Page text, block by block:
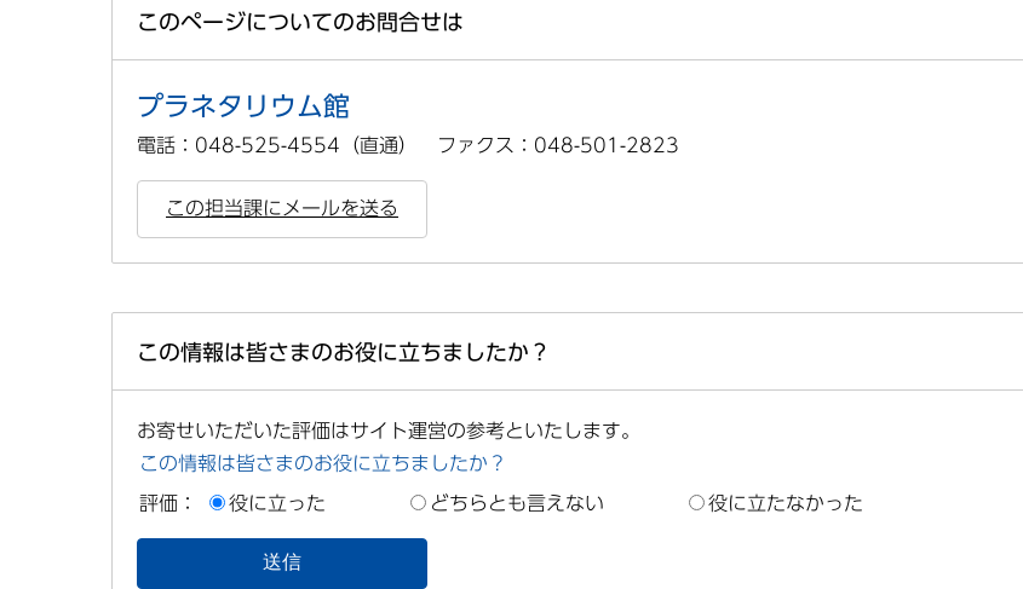
このページについてのお問合せは
プラネタリウム館
電話：048-525-4554（直通） ファクス：048-501-2823
この担当課にメールを送る
この情報は皆さまのお役に立ちましたか？
お寄せいただいた評価はサイト運営の参考といたします。
この情報は皆さまのお役に立ちましたか？
評価： 役に立った どちらとも言えない 役に立たなかった